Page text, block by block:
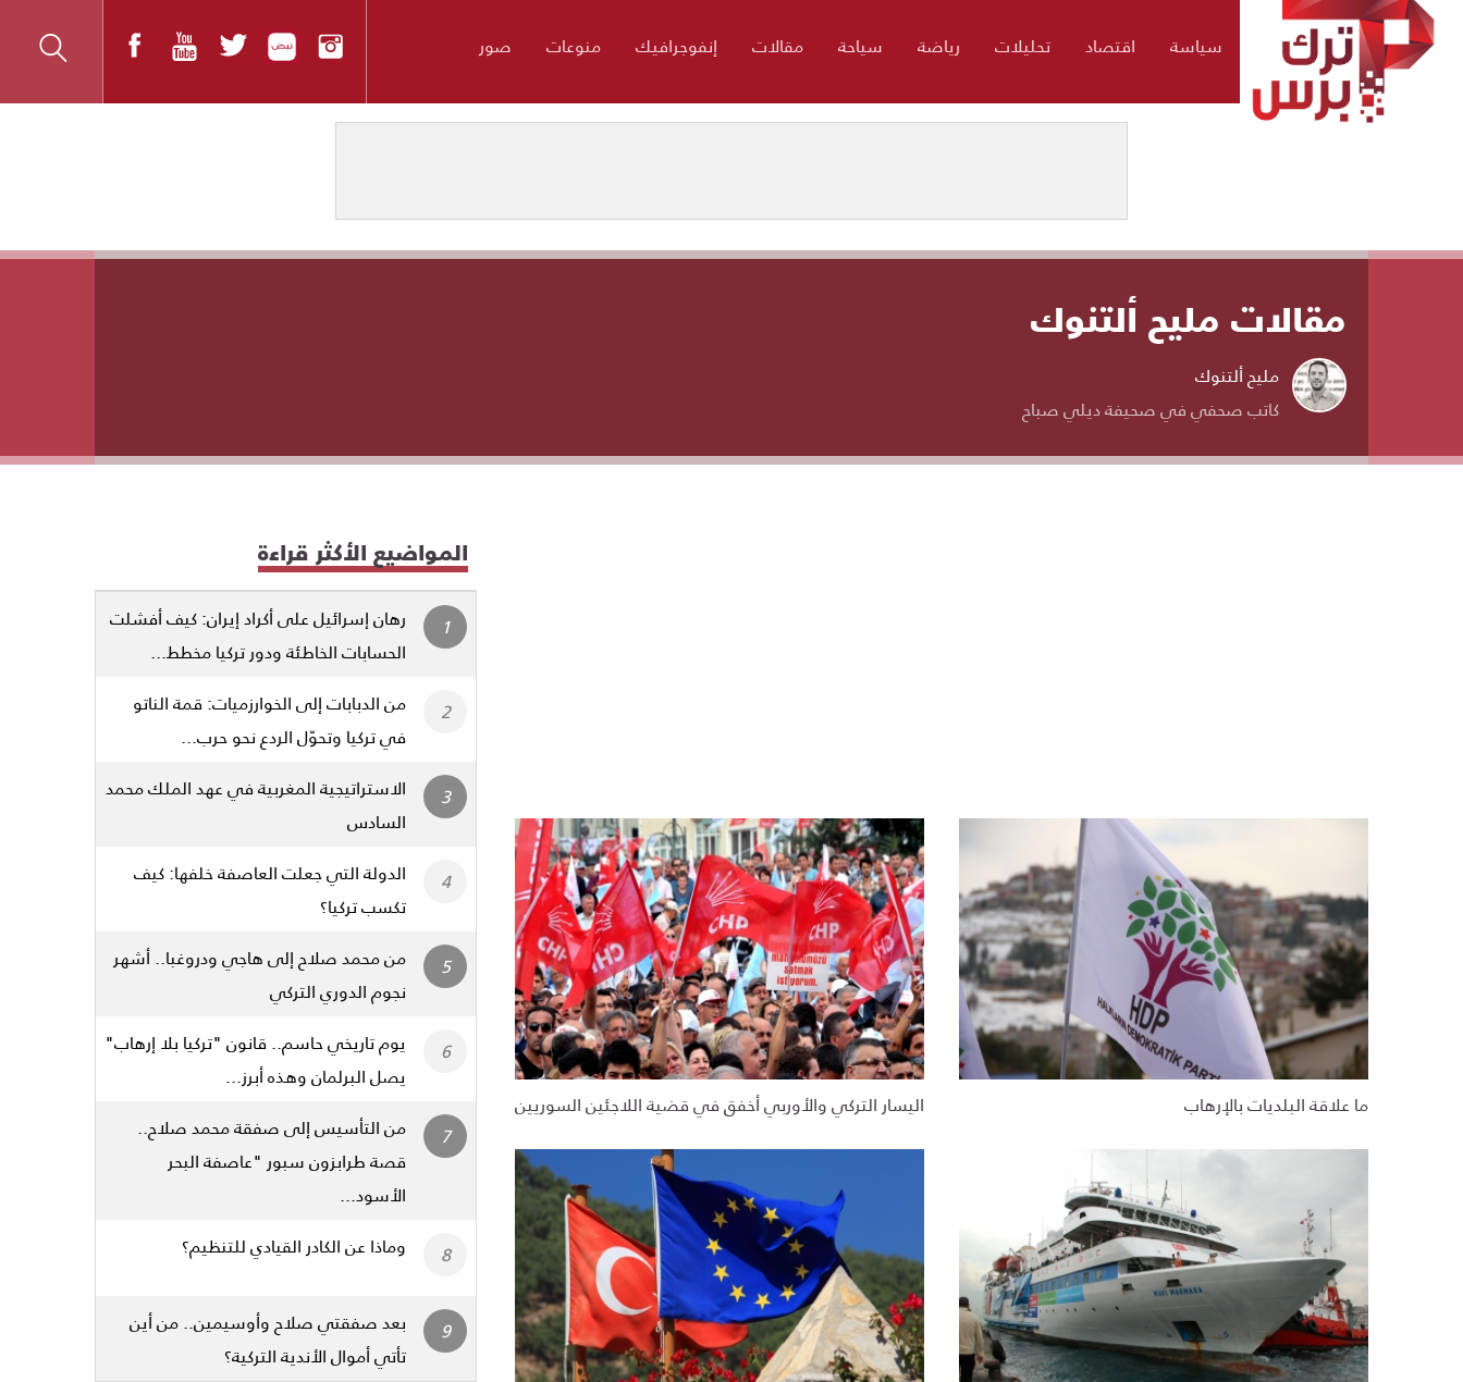
سياسة اقتصاد تحليلات رياضة سياحة مقالات إنفوجرافيك منوعات صور
مقالات مليح ألتنوك
مليح ألتنوك
كاتب صحفي في صحيفة ديلي صباح
ما علاقة البلديات بالإرهاب اليسار التركي والأوربي أخفق في قضية اللاجئين السوريين
المواضيع الأكثر قراءة
رهان إسرائيل على أكراد إيران: كيف أفشلت
الحسابات الخاطئة ودور تركيا مخطط...
من الدبابات إلى الخوارزميات: قمة الناتو
في تركيا وتحوّل الردع نحو حرب...
الاستراتيجية المغربية في عهد الملك محمد
السادس
الدولة التي جعلت العاصفة خلفها: كيف
تكسب تركيا؟
من محمد صلاح إلى هاجي ودروغبا.. أشهر
نجوم الدوري التركي
يوم تاريخي حاسم.. قانون "تركيا بلا إرهاب"
يصل البرلمان وهذه أبرز...
من التأسيس إلى صفقة محمد صلاح..
قصة طرابزون سبور "عاصفة البحر
الأسود...
وماذا عن الكادر القيادي للتنظيم؟
بعد صفقتي صلاح وأوسيمين.. من أين
تأتي أموال الأندية التركية؟